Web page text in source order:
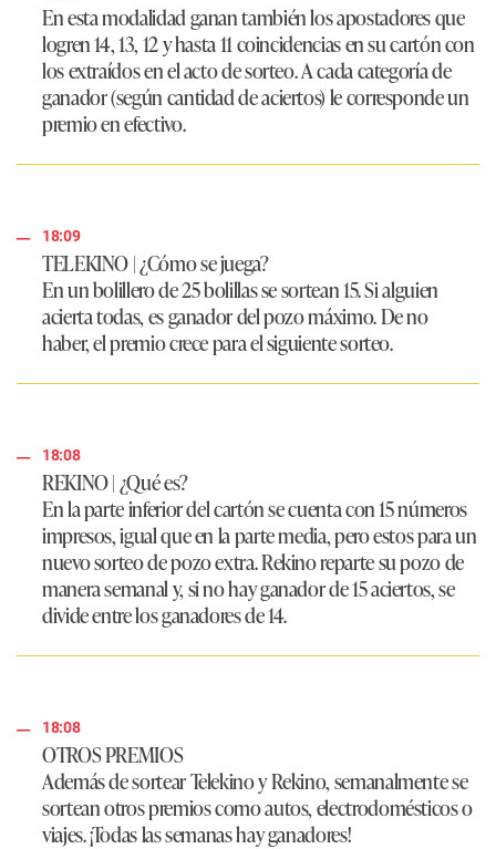
En esta modalidad ganan también los apostadores que
logren 14, 13, 12 y hasta 11 coincidencias en su cartón con
los extraídos en el acto de sorteo. A cada categoría de
ganador (según cantidad de aciertos) le corresponde un
premio en efectivo.
18:09
TELEKINO | ¿Cómo se juega?
En un bolillero de 25 bolillas se sortean 15. Si alguien
acierta todas, es ganador del pozo máximo. De no
haber, el premio crece para el siguiente sorteo.
18:08
REKINO | ¿Qué es?
En la parte inferior del cartón se cuenta con 15 números
impresos, igual que en la parte media, pero estos para un
nuevo sorteo de pozo extra. Rekino reparte su pozo de
manera semanal y, si no hay ganador de 15 aciertos, se
divide entre los ganadores de 14.
18:08
OTROS PREMIOS
Además de sortear Telekino y Rekino, semanalmente se
sortean otros premios como autos, electrodomésticos o
viajes. ¡Todas las semanas hay ganadores!